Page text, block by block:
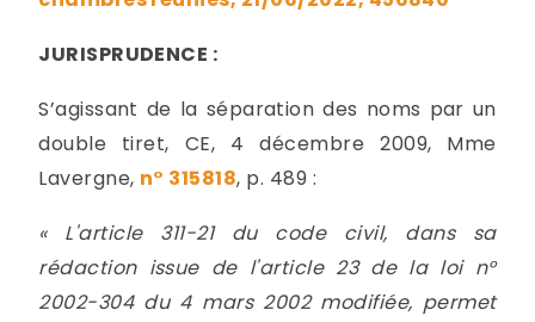
JURISPRUDENCE :
S’agissant de la séparation des noms par un
double tiret, CE, 4 décembre 2009, Mme
Lavergne, n° 315818, p. 489 :
« L'article 311-21 du code civil, dans sa
rédaction issue de l'article 23 de la loi n°
2002-304 du 4 mars 2002 modifiée, permet